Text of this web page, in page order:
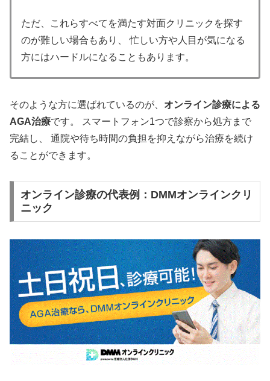
ただ、これらすべてを満たす対面クリニックを探す
のが難しい場合もあり、 忙しい方や人目が気になる
方にはハードルになることもあります。
そのような方に選ばれているのが、 オンライン診療による
AGA治療です。 スマートフォン1つで診察から処方まで
完結し、 通院や待ち時間の負担を抑えながら治療を続け
ることができます。
オンライン診療の代表例：DMMオンラインクリ
ニック